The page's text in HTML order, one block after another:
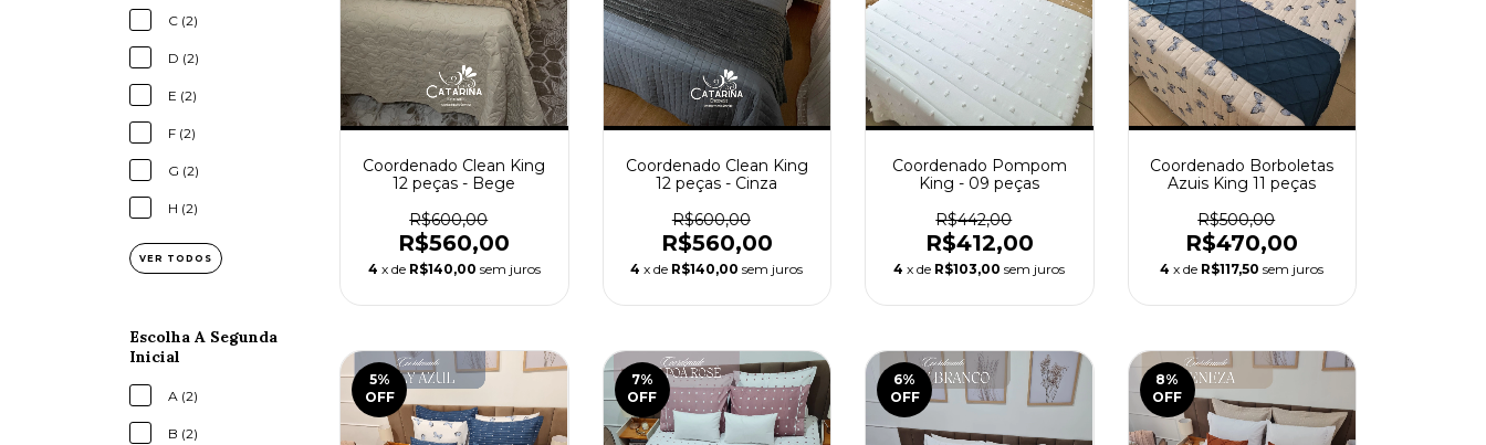
C (2)
D (2)
E (2)
F (2)
G (2)
H (2)
VER TODOS
Escolha A Segunda
Inicial
A (2)
B (2)
Coordenado Clean King
12 peças - Bege
R$600,00
R$560,00
4 x de R$140,00 sem juros
Coordenado Clean King
12 peças - Cinza
R$600,00
R$560,00
4 x de R$140,00 sem juros
Coordenado Pompom
King - 09 peças
R$442,00
R$412,00
4 x de R$103,00 sem juros
Coordenado Borboletas
Azuis King 11 peças
R$500,00
R$470,00
4 x de R$117,50 sem juros
5%
OFF
7%
OFF
6%
OFF
8%
OFF